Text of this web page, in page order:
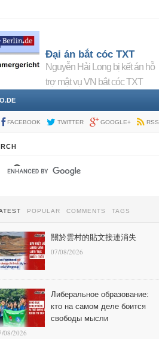
Đại án bắt cóc TXT
Nguyễn Hải Long bị kết án hỗ
trợ mật vụ VN bắt cóc TXT
FACEBOOK TWITTER GOOGLE+ RSS
POPULAR COMMENTS TAGS
關於雲村的貼文接連消失
07/08/2026
Либеральное образование:
кто на самом деле боится
свободы мысли
08/2026